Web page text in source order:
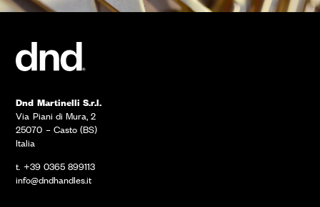
Dnd Martinelli S.r.l.
Via Piani di Mura, 2
25070 – Casto (BS)
Italia
t. +39 0365 899113
info@dndhandles.it